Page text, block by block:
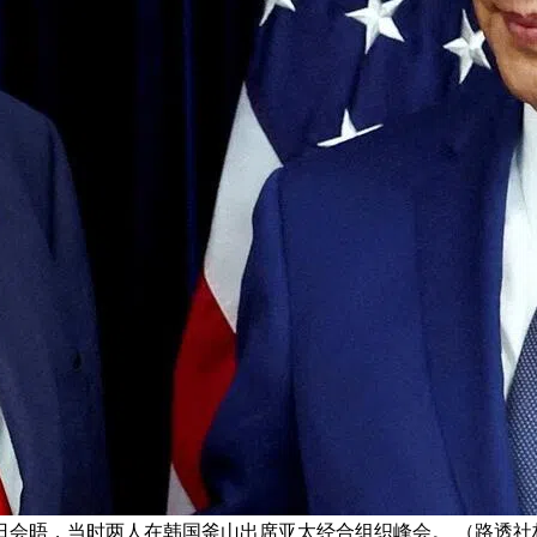
晤，当时两人在韩国釜山出席亚太经合组织峰会。 （路透